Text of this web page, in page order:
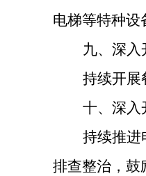
电梯等特种设
九、 深入
持续开展
十、 深入
持续推进
排查整治，鼓